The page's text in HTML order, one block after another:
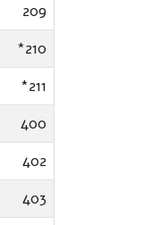
209
210*
211*
400
402
403